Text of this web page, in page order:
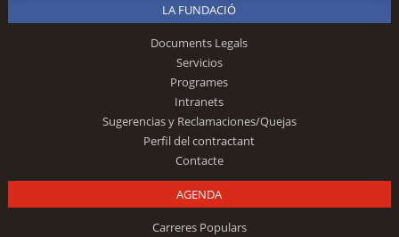
LA FUNDACIÓ
Documents Legals
Servicios
Programes
Intranets
Sugerencias y Reclamaciones/Quejas
Perfil del contractant
Contacte
AGENDA
Carreres Populars